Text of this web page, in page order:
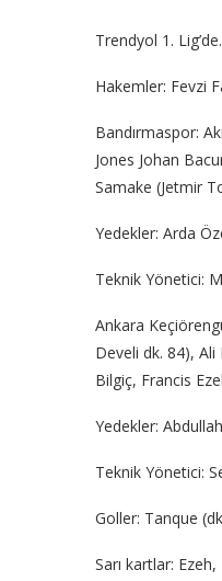
Trendyol 1.
Hakemler: Fevzi
Bandırmaspor:
Jones Johan
Samake (Jetmir
Yedekler: Arda
Teknik Yönetici:
Ankara
Develi dk. 84),
Bilgiç, Francis
Yedekler:
Teknik Yönetici:
Goller: Tanque
Sarı kartlar: